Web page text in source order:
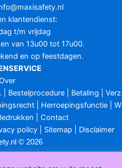
klantendienst:
t/m vrijdag
van 13u00 tot 17u00.
en op feestdagen.
Over
Bestelprocedure| Betaling
Verz
| Herroepingsfunctie| W
Contact
policy Sitemap Disclaimer
© 2026